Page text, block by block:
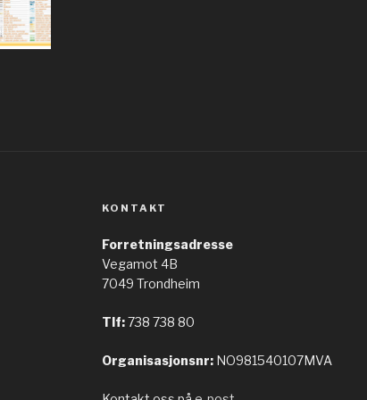
KONTAKT
Forretningsadresse
Vegamot 4B
7049 Trondheim
Tlf:738 738 80
Organisasjonsnr:NO981540107MVA